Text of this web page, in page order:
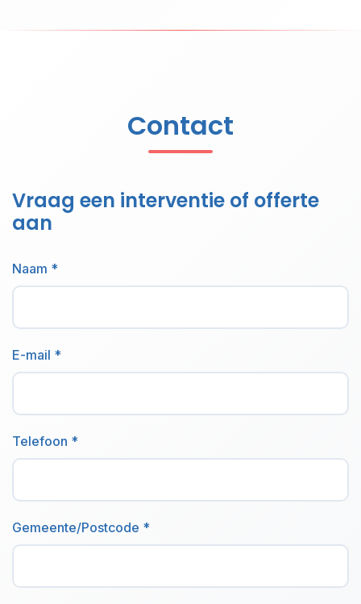
Contact
Vraag een interventie of offerte
aan
Naam *
E-mail *
Telefoon *
Gemeente/Postcode *